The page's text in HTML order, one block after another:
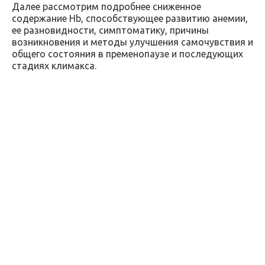
Далее рассмотрим подробнее сниженное
содержание Hb, способствующее развитию анемии,
ее разновидности, симптоматику, причины
возникновения и методы улучшения самочувствия и
общего состояния в пременопаузе и последующих
стадиях климакса.